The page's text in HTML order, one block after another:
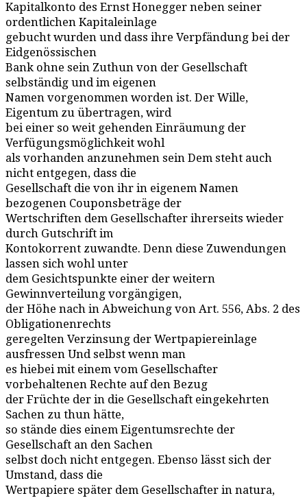
Kapitalkonto des Ernst Honegger neben seiner
ordentlichen Kapitaleinlage
gebucht wurden und dass ihre Verpfändung bei der
Eidgenössischen
Bank ohne sein Zuthun von der Gesellschaft
selbständig und im eigenen
Namen vorgenommen worden ist. Der Wille,
Eigentum zu übertragen, wird
bei einer so weit gehenden Einräumung der
Verfügungsmöglichkeit wohl
als vorhanden anzunehmen sein Dem steht auch
nicht entgegen, dass die
Gesellschaft die von ihr in eigenem Namen
bezogenen Couponsbeträge der
Wertschriften dem Gesellschafter ihrerseits wieder
durch Gutschrift im
Kontokorrent zuwandte. Denn diese Zuwendungen
lassen sich wohl unter
dem Gesichtspunkte einer der weitern
Gewinnverteilung vorgängigen,
der Höhe nach in Abweichung von Art. 556, Abs. 2 des
Obligationenrechts
geregelten Verzinsung der Wertpapiereinlage
ausfressen Und selbst wenn man
es hiebei mit einem vom Gesellschafter
vorbehaltenen Rechte auf den Bezug
der Früchte der in die Gesellschaft eingekehrten
Sachen zu thun hätte,
so stände dies einem Eigentumsrechte der
Gesellschaft an den Sachen
selbst doch nicht entgegen. Ebenso lässt sich der
Umstand, dass die
Wertpapiere später dem Gesellschafter in natura,